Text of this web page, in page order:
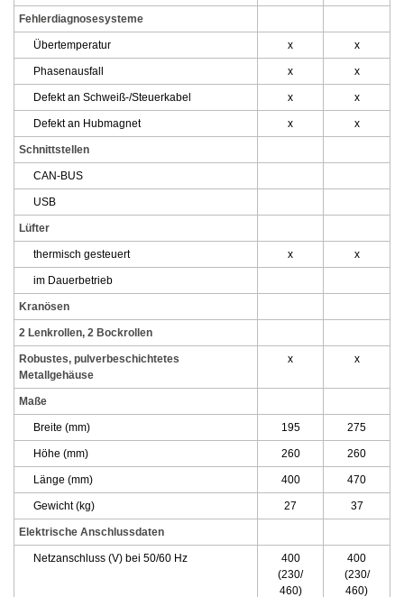
Fehlerdiagnosesysteme
Übertemperatur x x
Phasenausfall x x
Defekt an Schweiß-/Steuerkabel x x
Defekt an Hubmagnet x x
Schnittstellen
CAN-BUS
USB
Lüfter
thermisch gesteuert x x
im Dauerbetrieb
Kranösen
2 Lenkrollen, 2 Bockrollen
Robustes, pulverbeschichtetes
Metallgehäuse
x x
Maße
Breite (mm) 195 275
Höhe (mm) 260 260
Länge (mm) 400 470
Gewicht (kg) 27 37
Elektrische Anschlussdaten
Netzanschluss (V) bei 50/60 Hz
400
(230/
460)
400
(230/
460)